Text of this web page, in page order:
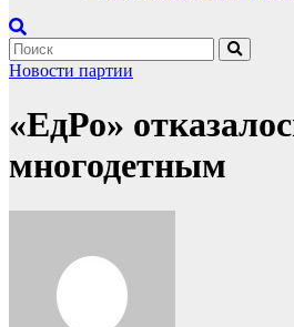
Новости партии
«ЕдРо»
многодетным